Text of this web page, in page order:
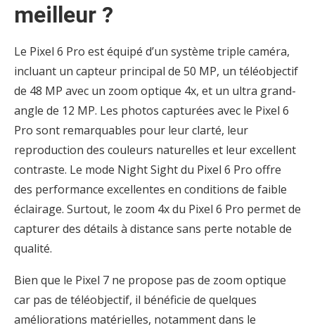
meilleur ?
Le Pixel 6 Pro est équipé d’un système triple caméra,
incluant un capteur principal de 50 MP, un téléobjectif
de 48 MP avec un zoom optique 4x, et un ultra grand-
angle de 12 MP. Les photos capturées avec le Pixel 6
Pro sont remarquables pour leur clarté, leur
reproduction des couleurs naturelles et leur excellent
contraste. Le mode Night Sight du Pixel 6 Pro offre
des performance excellentes en conditions de faible
éclairage. Surtout, le zoom 4x du Pixel 6 Pro permet de
capturer des détails à distance sans perte notable de
qualité.
Bien que le Pixel 7 ne propose pas de zoom optique
car pas de téléobjectif, il bénéficie de quelques
améliorations matérielles, notamment dans le